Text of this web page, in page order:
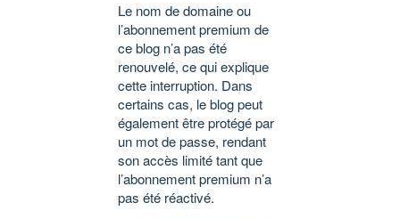
Le nom de domaine ou
l’abonnement premium de
ce blog n’a pas été
renouvelé, ce qui explique
cette interruption. Dans
certains cas, le blog peut
également être protégé par
un mot de passe, rendant
son accès limité tant que
l’abonnement premium n’a
pas été réactivé.